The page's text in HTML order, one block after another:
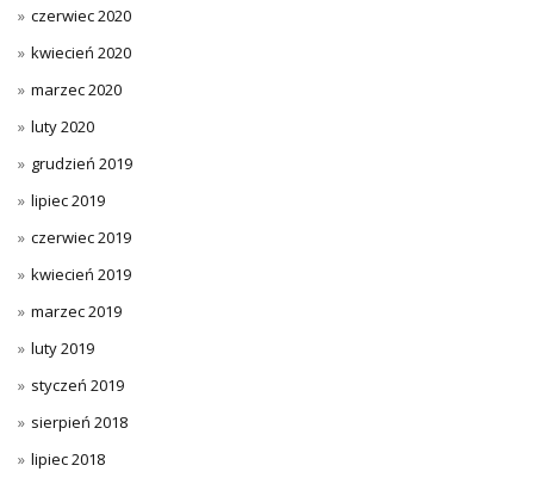
czerwiec 2020
kwiecień 2020
marzec 2020
luty 2020
grudzień 2019
lipiec 2019
czerwiec 2019
kwiecień 2019
marzec 2019
luty 2019
styczeń 2019
sierpień 2018
lipiec 2018